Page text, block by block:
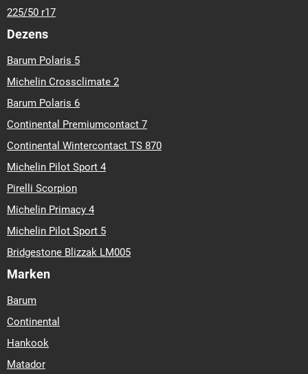
225/50 r17
Dezens
Barum Polaris 5
Michelin Crossclimate 2
Barum Polaris 6
Continental Premiumcontact 7
Continental Wintercontact TS 870
Michelin Pilot Sport 4
Pirelli Scorpion
Michelin Primacy 4
Michelin Pilot Sport 5
Bridgestone Blizzak LM005
Marken
Barum
Continental
Hankook
Matador